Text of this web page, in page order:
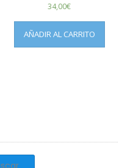
34,00€
AÑADIR AL CARRITO